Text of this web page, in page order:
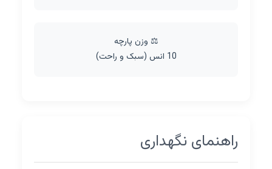
⚖️ وزن پارچه
10 انس (سبک و راحت)
راهنمای نگهداری